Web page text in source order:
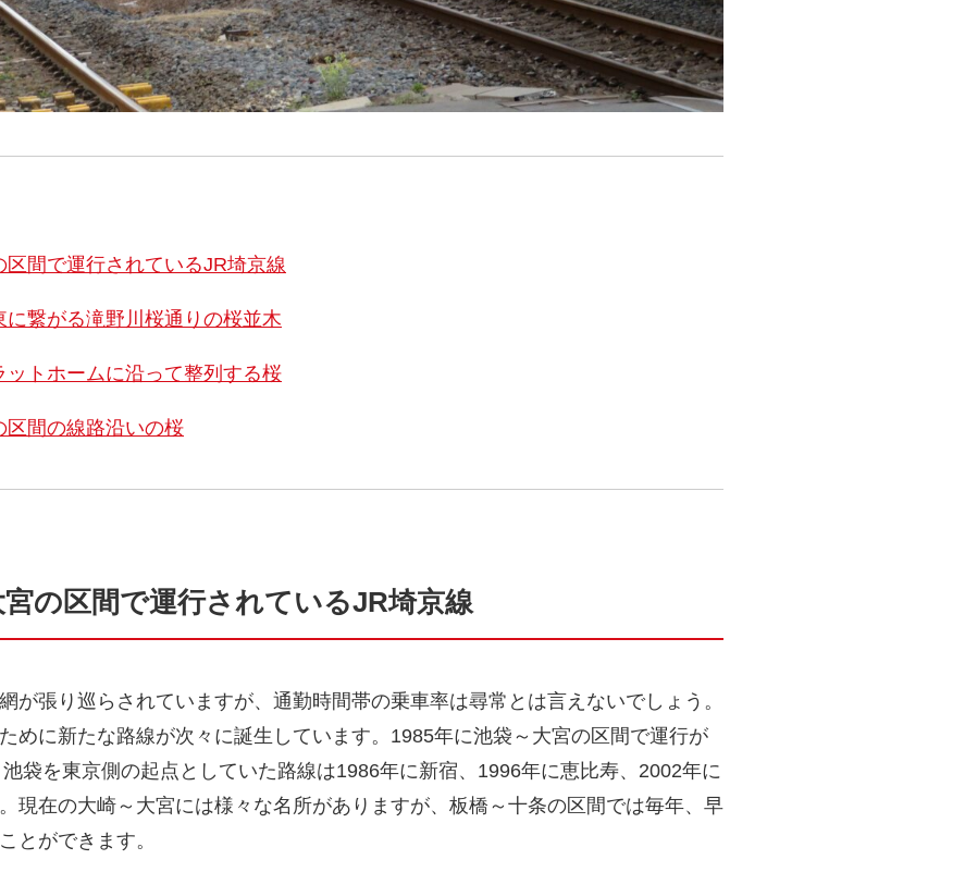
間で運行されているJR埼京線
繋がる滝野川桜通りの桜並木
トホームに沿って整列する桜
間の線路沿いの桜
の区間で運行されているJR埼京線
が張り巡らされていますが、通勤時間帯の乗車率は尋常とは言えないでしょう。
めに新たな路線が次々に誕生しています。1985年に池袋～大宮の区間で運行が
袋を東京側の起点としていた路線は1986年に新宿、1996年に恵比寿、2002年に
現在の大崎～大宮には様々な名所がありますが、板橋～十条の区間では毎年、早
とができます。